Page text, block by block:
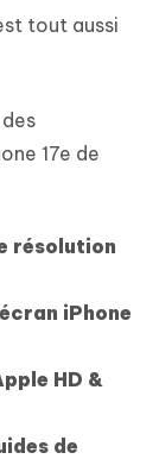
tout aussi
17e de
résolution
iPhone
HD &
de